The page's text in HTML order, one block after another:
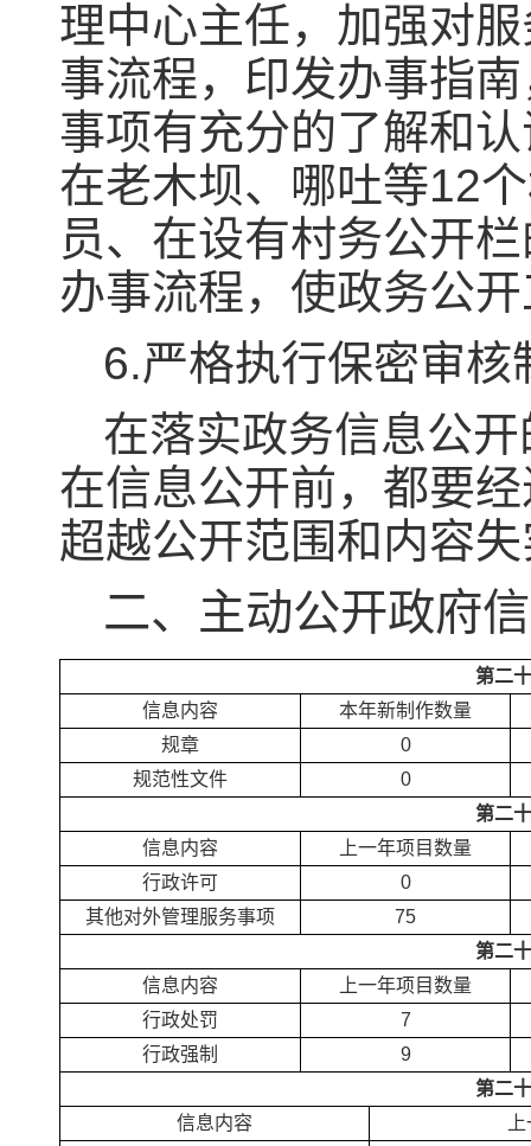
理中心主任，加强对
事流程，印发办事指
事项有充分的了解和
在老木坝、哪吐等12
员、在设有村务公开
办事流程，使政务公
6.严格执行保密审核
在落实政务信息公
在信息公开前，都要
超越公开范围和内容
二、主动公开政府
第二
信息内容
本年新制作数量
规章
0
规范性文件
0
第二
信息内容
上一年项目数量
行政许可
0
其他对外管理服务事项
75
第二
信息内容
上一年项目数量
行政处罚
7
行政强制
9
第二
信息内容